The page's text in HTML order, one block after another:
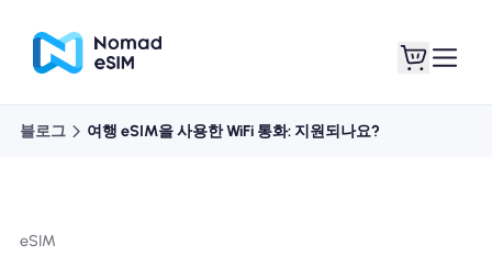
블로그 여행 eSIM을 사용한 WiFi 통화: 지원되나요?
eSIM